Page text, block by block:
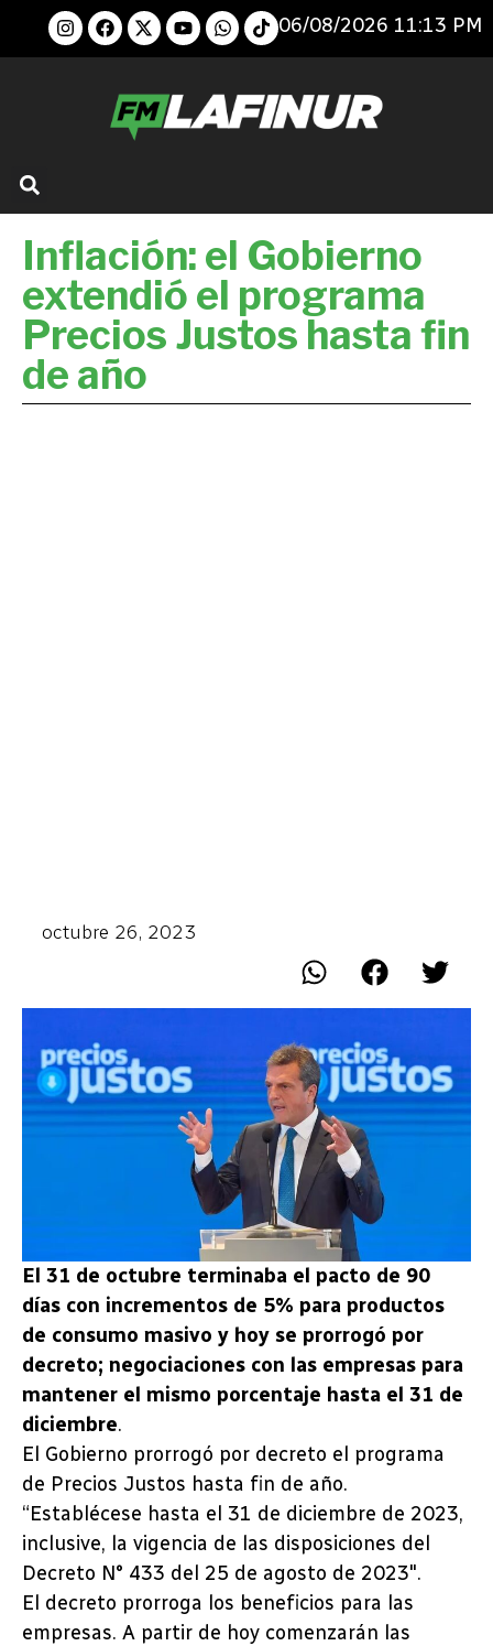
06/08/2026 11:13 PM
Inflación: el Gobierno
extendió el programa
Precios Justos hasta fin
de año
octubre 26, 2023
El 31 de octubre terminaba el pacto de 90
días con incrementos de 5% para productos
de consumo masivo y hoy se prorrogó por
decreto; negociaciones con las empresas para
mantener el mismo porcentaje hasta el 31 de
diciembre.
El Gobierno prorrogó por decreto el programa
de Precios Justos hasta fin de año.
“Establécese hasta el 31 de diciembre de 2023,
inclusive, la vigencia de las disposiciones del
Decreto N° 433 del 25 de agosto de 2023″.
El decreto prorroga los beneficios para las
empresas. A partir de hoy comenzarán las